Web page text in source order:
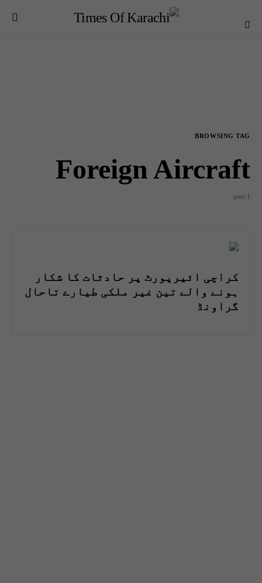
BROWSING TAG
Foreign Aircraft
1 post
کراچی ائیرپورٹ پر حادثات کا شکار
ہونے والے تین غیر ملکی طیارے تاحال
گراونڈ